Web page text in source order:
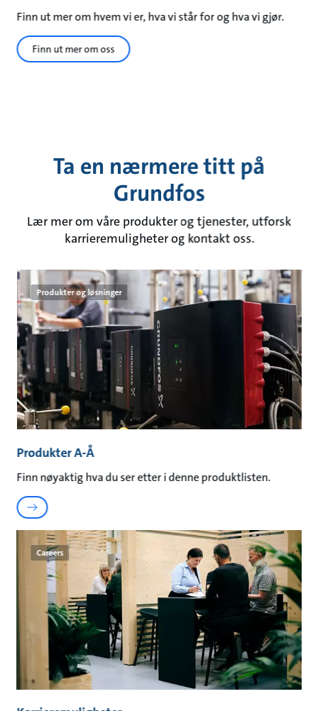
Finn ut mer om hvem vi er, hva vi står for og hva vi gjør.
Finn ut mer om oss
Ta en nærmere titt på
Grundfos
Lær mer om våre produkter og tjenester, utforsk
karrieremuligheter og kontakt oss.
Produkter og løsninger
Produkter A-Å
Finn nøyaktig hva du ser etter i denne produktlisten.
Careers